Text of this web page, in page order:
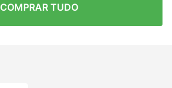
COMPRAR TUDO